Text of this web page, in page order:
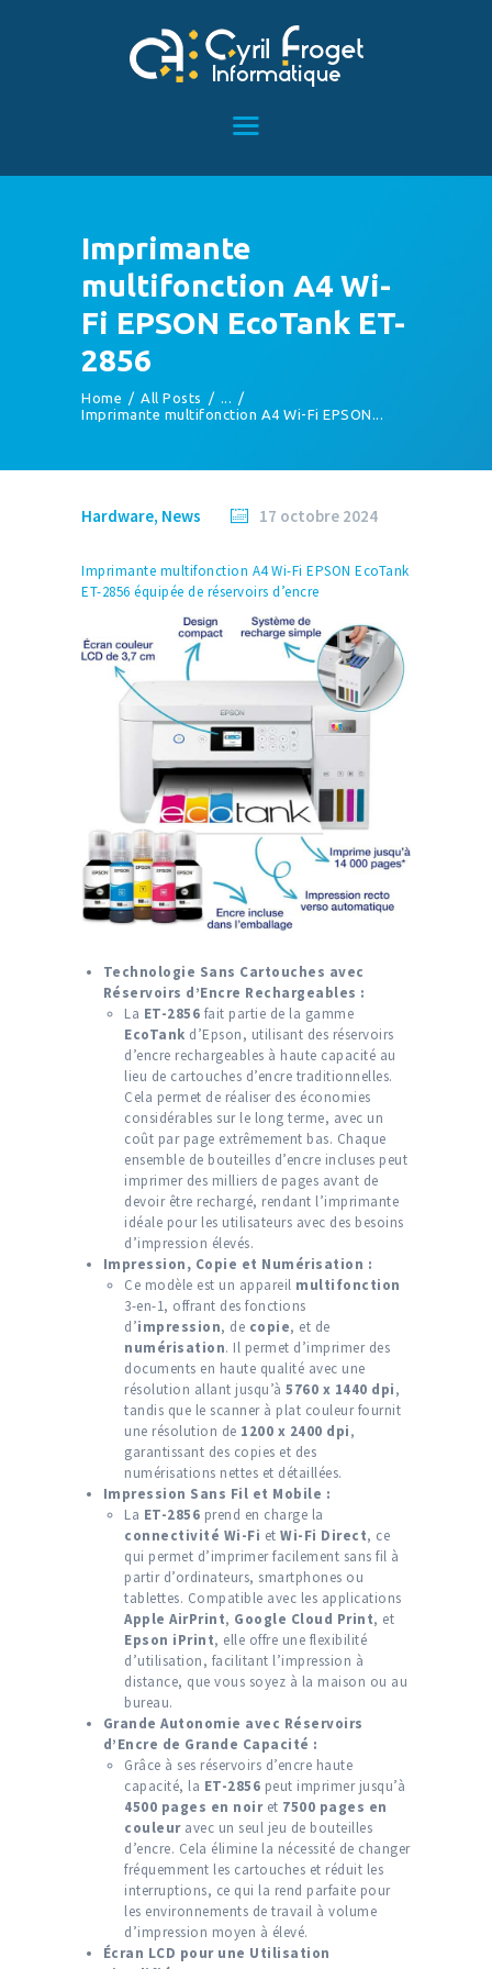
Imprimante
multifonction A4 Wi-
Fi EPSON EcoTank ET-
2856
Home All Posts
...
Imprimante multifonction A4 Wi-Fi EPSON...
TÉMOIGNAGES
CONTACT
Hardware, News 17 octobre 2024
Imprimante multifonction A4 Wi-Fi EPSON EcoTank
ET-2856 équipée de réservoirs d’encre
Technologie Sans Cartouches avec
Réservoirs d’Encre Rechargeables :
La ET-2856 fait partie de la gamme
EcoTank d’Epson, utilisant des réservoirs
d’encre rechargeables à haute capacité au
lieu de cartouches d’encre traditionnelles.
Cela permet de réaliser des économies
considérables sur le long terme, avec un
coût par page extrêmement bas. Chaque
ensemble de bouteilles d’encre incluses peut
imprimer des milliers de pages avant de
devoir être rechargé, rendant l’imprimante
idéale pour les utilisateurs avec des besoins
d’impression élevés.
Impression, Copie et Numérisation :
Ce modèle est un appareil multifonction
3-en-1, offrant des fonctions
d’impression, de copie, et de
numérisation. Il permet d’imprimer des
documents en haute qualité avec une
résolution allant jusqu’à 5760 x 1440 dpi,
tandis que le scanner à plat couleur fournit
une résolution de 1200 x 2400 dpi,
garantissant des copies et des
numérisations nettes et détaillées.
Impression Sans Fil et Mobile :
La ET-2856 prend en charge la
connectivité Wi-Fi et Wi-Fi Direct, ce
qui permet d’imprimer facilement sans fil à
partir d’ordinateurs, smartphones ou
tablettes. Compatible avec les applications
Apple AirPrint, Google Cloud Print, et
Epson iPrint, elle offre une flexibilité
d’utilisation, facilitant l’impression à
distance, que vous soyez à la maison ou au
bureau.
Grande Autonomie avec Réservoirs
d’Encre de Grande Capacité :
Grâce à ses réservoirs d’encre haute
capacité, la ET-2856 peut imprimer jusqu’à
4500 pages en noiret 7500 pages en
couleuravec un seul jeu de bouteilles
d’encre. Cela élimine la nécessité de changer
fréquemment les cartouches et réduit les
interruptions, ce qui la rend parfaite pour
les environnements de travail à volume
d’impression moyen à élevé.
Écran LCD pour une Utilisation